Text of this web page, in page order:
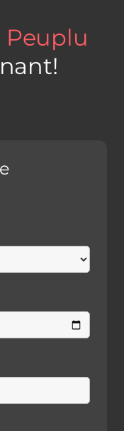
Peuplu